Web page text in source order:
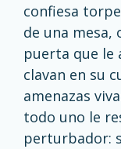
confiesa
de una mesa,
puerta que le
clavan en su
amenazas
todo uno le
perturbador: